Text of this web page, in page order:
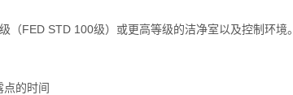
（FED STD 100级）或更高等级的洁净室以及控制环境。
的时间